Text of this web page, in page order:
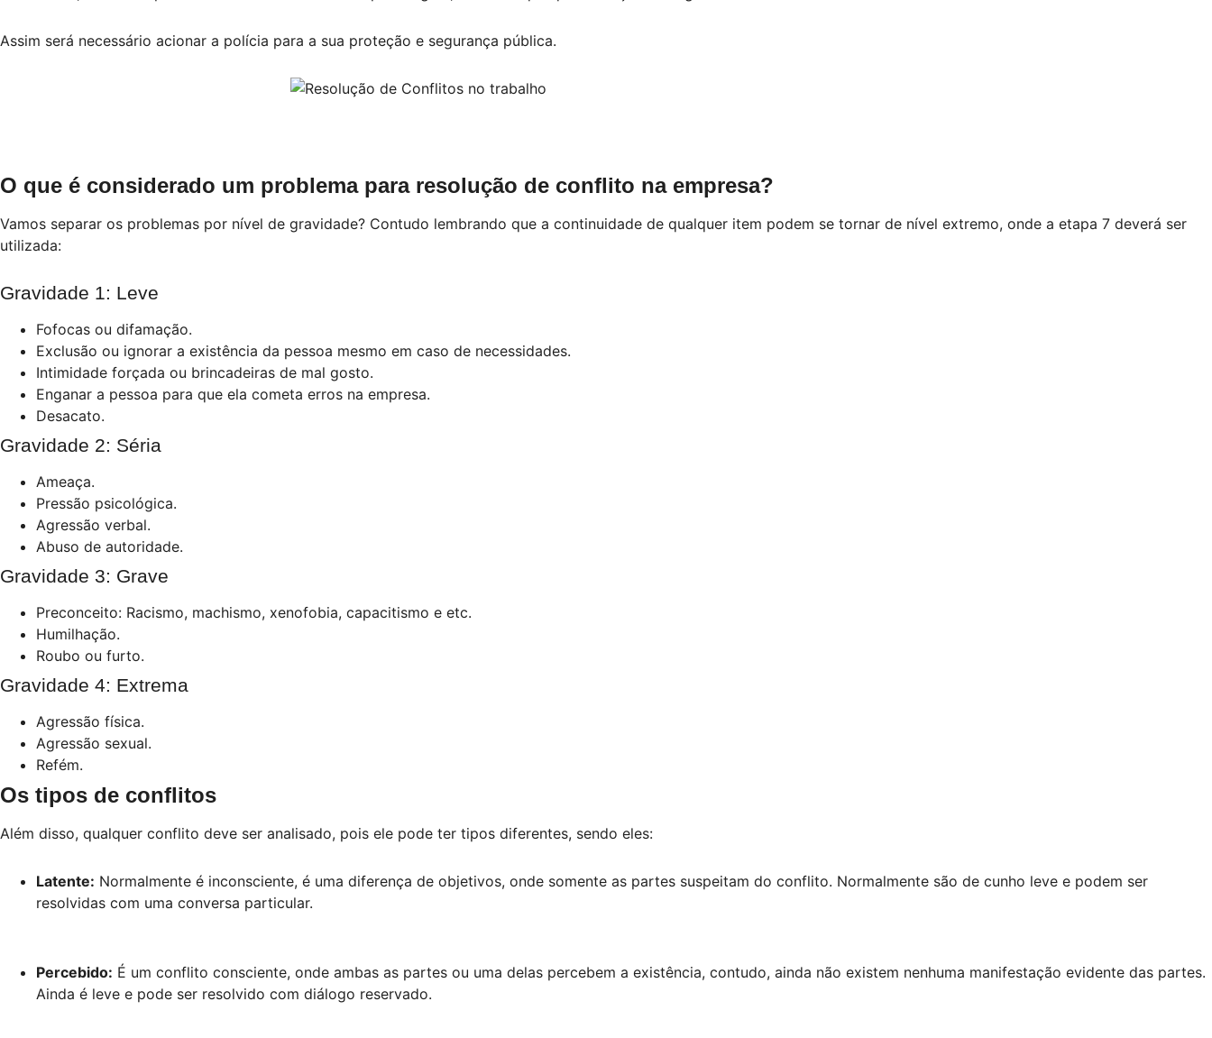
Assim será necessário acionar a polícia para a sua proteção e segurança pública.
O que é considerado um problema para resolução de conflito na empresa?
Vamos separar os problemas por nível de gravidade? Contudo lembrando que a continuidade de qualquer item podem se tornar de nível extremo, onde a etapa 7 deverá ser
utilizada:
Gravidade 1: Leve
Fofocas ou difamação.
Exclusão ou ignorar a existência da pessoa mesmo em caso de necessidades.
Intimidade forçada ou brincadeiras de mal gosto.
Enganar a pessoa para que ela cometa erros na empresa.
Desacato.
Gravidade 2: Séria
Ameaça.
Pressão psicológica.
Agressão verbal.
Abuso de autoridade.
Gravidade 3: Grave
Preconceito: Racismo, machismo, xenofobia, capacitismo e etc.
Humilhação.
Roubo ou furto.
Gravidade 4: Extrema
Agressão física.
Agressão sexual.
Refém.
Os tipos de conflitos
Além disso, qualquer conflito deve ser analisado, pois ele pode ter tipos diferentes, sendo eles:
Latente: Normalmente é inconsciente, é uma diferença de objetivos, onde somente as partes suspeitam do conflito. Normalmente são de cunho leve e podem ser
resolvidas com uma conversa particular.
Percebido: É um conflito consciente, onde ambas as partes ou uma delas percebem a existência, contudo, ainda não existem nenhuma manifestação evidente das partes.
Ainda é leve e pode ser resolvido com diálogo reservado.